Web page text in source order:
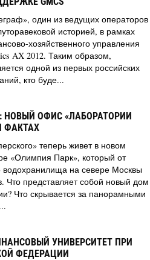
один из ведущих операторов
историей, в рамках
хозяйственного управления
AX 2012. Таким образом,
одной из первых российских
кто буде...
НОВЫЙ ОФИС «ЛАБОРАТОРИИ
ФАКТАХ
теперь живет в новом
«Олимпия Парк», который от
водохранилища на севере Москвы
Что представляет собой новый дом
Что скрывается за панорамными
УНИВЕРСИТЕТ ПРИ
ФЕДЕРАЦИИ